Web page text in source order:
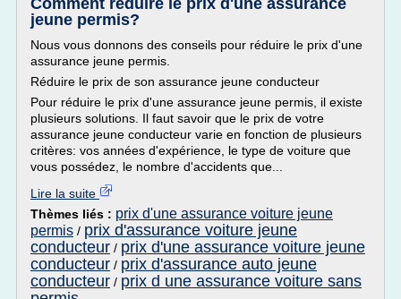
Comment réduire le prix d'une assurance
jeune permis?
Nous vous donnons des conseils pour réduire le prix d'une
assurance jeune permis.
Réduire le prix de son assurance jeune conducteur
Pour réduire le prix d'une assurance jeune permis, il existe
plusieurs solutions. Il faut savoir que le prix de votre
assurance jeune conducteur varie en fonction de plusieurs
critères: vos années d'expérience, le type de voiture que
vous possédez, le nombre d'accidents que...
Lire la suite
Thèmes liés : prix d'une assurance voiture jeune
permis / prix d'assurance voiture jeune
conducteur / prix d'une assurance voiture jeune
conducteur / prix d'assurance auto jeune
conducteur / prix d une assurance voiture sans